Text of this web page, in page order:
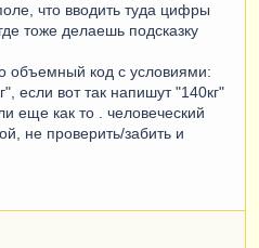
что вводить туда цифры
тоже делаешь подсказку
объемный код с условиями:
если вот так напишут "140кг"
еще как то . человеческий
не проверить/забить и